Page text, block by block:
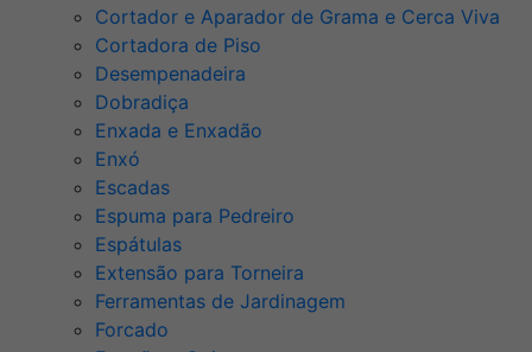
Cortador e Aparador de Grama e Cerca Viva
Cortadora de Piso
Desempenadeira
Dobradiça
Enxada e Enxadão
Enxó
Escadas
Espuma para Pedreiro
Espátulas
Extensão para Torneira
Ferramentas de Jardinagem
Forcado